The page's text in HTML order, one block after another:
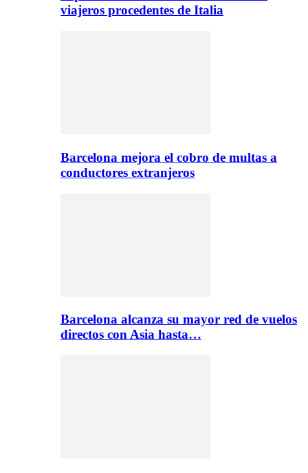
viajeros procedentes de Italia
Barcelona mejora el cobro de multas a
conductores extranjeros
Barcelona alcanza su mayor red de vuelos
directos con Asia hasta…